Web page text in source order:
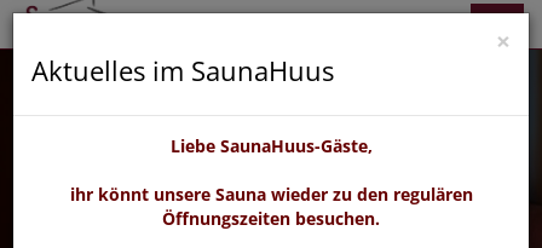
zurück
×
Aktuelles im SaunaHuus
Liebe SaunaHuus-Gäste,
ihr könnt unsere Sauna wieder zu den regulären
Öffnungszeiten besuchen.